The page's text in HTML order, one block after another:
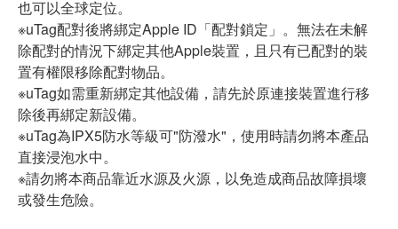
也可以全球定位。
※uTag配對後將綁定Apple ID「配對鎖定」。無法在未解
除配對的情況下綁定其他Apple裝置，且只有已配對的裝
置有權限移除配對物品。
※uTag如需重新綁定其他設備，請先於原連接裝置進行移
除後再綁定新設備。
※uTag為IPX5防水等級可"防潑水"，使用時請勿將本產品
直接浸泡水中。
※請勿將本商品靠近水源及火源，以免造成商品故障損壞
或發生危險。